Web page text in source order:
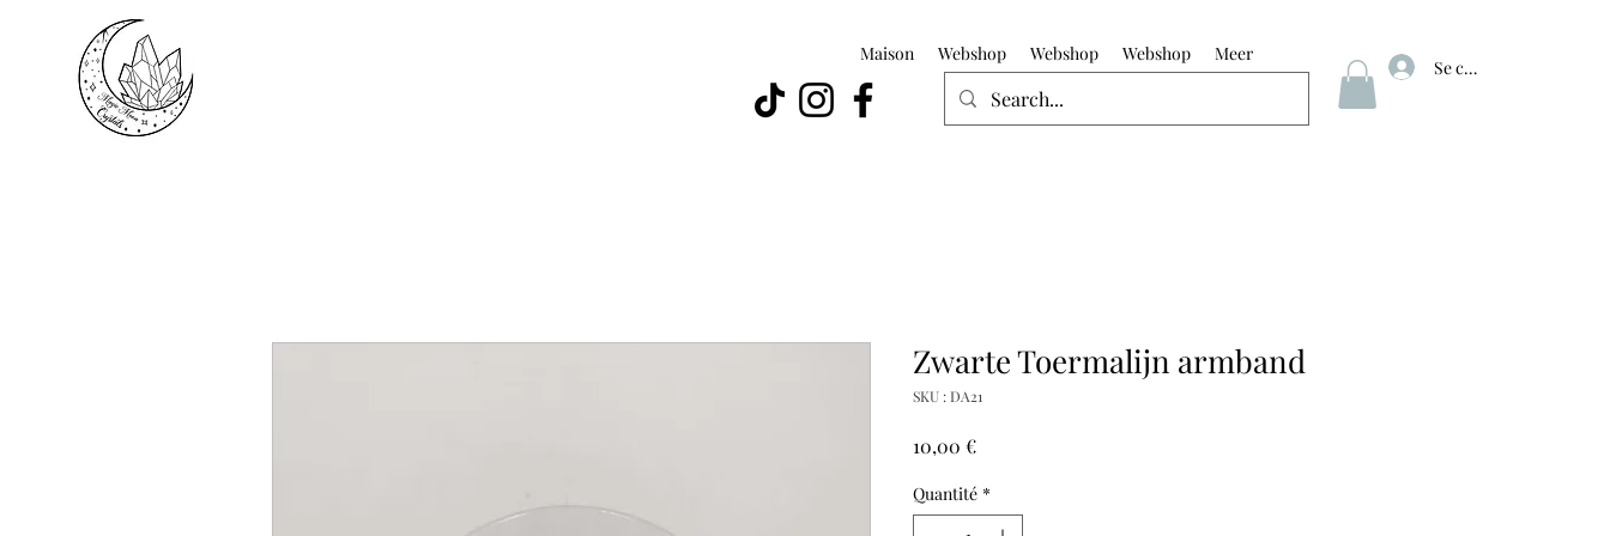
Maison Webshop Webshop Webshop Meer
Se connecter
Zwarte Toermalijn armband
SKU : DA21
10,00 €Prix
Quantité *